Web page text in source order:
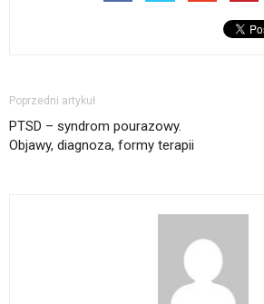
Poprzedni artykuł
PTSD – syndrom pourazowy.
Objawy, diagnoza, formy terapii